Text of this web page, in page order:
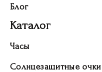
Блог
Каталог
Часы
Солнцезащитные очки